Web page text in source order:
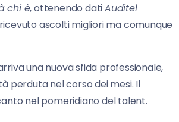
chi è, ottenendo datiAuditel
ascolti migliori ma comunque
una nuova sfida professionale,
perduta nel corso dei mesi. Il
nel pomeridiano del talent.